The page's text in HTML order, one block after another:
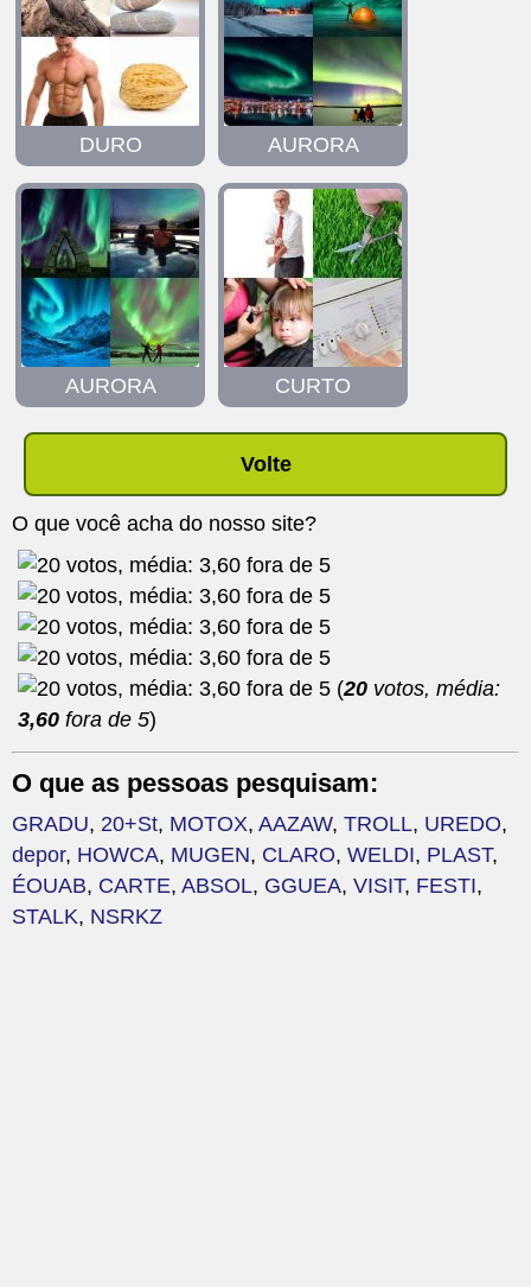
DURO AURORA
AURORA CURTO
Volte
O que você acha do nosso site?
(20 votos, média:
3,60 fora de 5)
O que as pessoas pesquisam:
GRADU, 20+St, MOTOX, AAZAW, TROLL, UREDO,
depor, HOWCA, MUGEN, CLARO, WELDI, PLAST,
ÉOUAB, CARTE, ABSOL, GGUEA, VISIT, FESTI,
STALK, NSRKZ